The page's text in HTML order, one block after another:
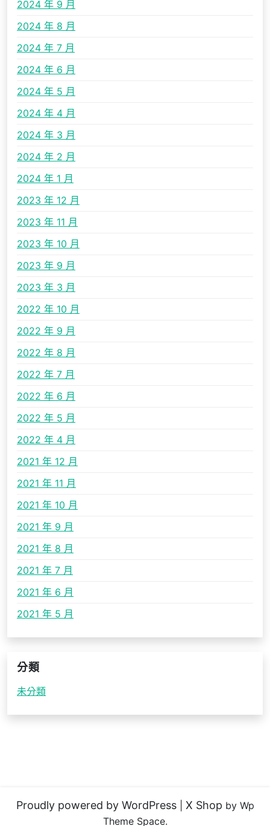
2024 年 9 月
2024 年 8 月
2024 年 7 月
2024 年 6 月
2024 年 5 月
2024 年 4 月
2024 年 3 月
2024 年 2 月
2024 年 1 月
2023 年 12 月
2023 年 11 月
2023 年 10 月
2023 年 9 月
2023 年 3 月
2022 年 10 月
2022 年 9 月
2022 年 8 月
2022 年 7 月
2022 年 6 月
2022 年 5 月
2022 年 4 月
2021 年 12 月
2021 年 11 月
2021 年 10 月
2021 年 9 月
2021 年 8 月
2021 年 7 月
2021 年 6 月
2021 年 5 月
分類
未分類
Proudly powered by WordPress X Shop by Wp
Theme Space.